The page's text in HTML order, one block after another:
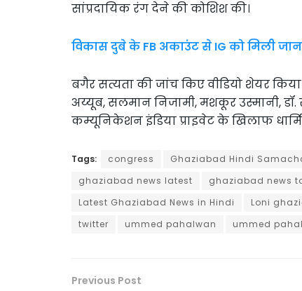
सांप्रदायिक रंग देने की कोशिश की।
विकास दुबे के FB अकाउंट से IG को मिली
बगैर सत्यता की जांच किए वीडियो शेयर
अय्यूब, सलमान निजामी, मशकूर उस्मानी, डॉ.
कम्यूनिकेशन इंडिया प्राइवेट के खिलाफ
Tags: congress Ghaziabad Hindi
ghaziabad news latest
ghaziabad news
Latest Ghaziabad News in Hindi
Loni
twitter
ummed pahalwan ummed
Previous Post